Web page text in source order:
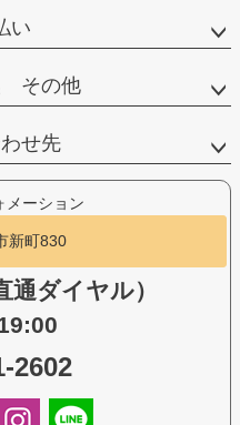
い
その他
せ先
メーション
新町830
通ダイヤル）
2602